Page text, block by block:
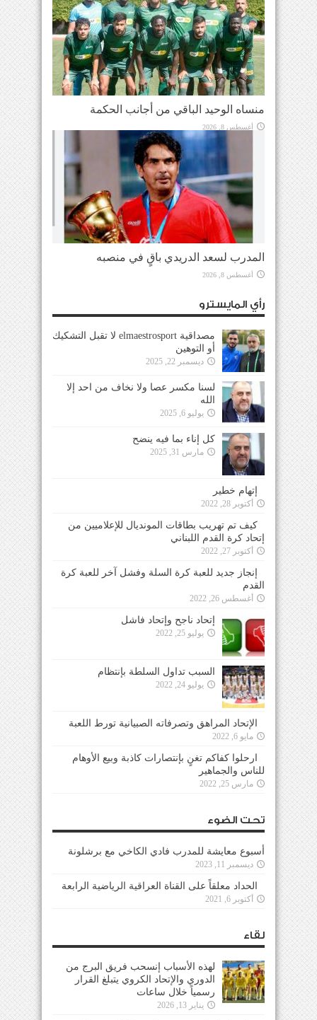
منساه الوحيد الباقي من أجانب الحكمة
أغسطس 8, 2026
المدرب لسعد الدريدي باقٍ في منصبه
أغسطس 8, 2026
رأي المايسترو
مصداقية elmaestrosport لا تقبل التشكيك
أو التوهين
ديسمبر 22, 2025
لسنا مكسر عصا ولا نخاف من احد إلا
الله
يوليو 6, 2025
كل إناء بما فيه ينضح
مارس 31, 2025
إتهام خطير
أكتوبر 28, 2022
كيف تم تهريب بطاقات المونديال للإعلاميين من
إتحاد كرة القدم اللبناني
أكتوبر 27, 2022
إنجاز جديد للعبة كرة السلة وفشل آخر للعبة كرة
القدم
أغسطس 26, 2022
إتحاد ناجح وإتحاد فاشل
يوليو 25, 2022
السبب تداول السلطة بإنتظام
يوليو 24, 2022
الإتحاد المراهق وتصرفاته الصبيانية تورط اللعبة
مايو 6, 2022
ارحلوا كفاكم تغنٍ بإنتصارات كاذبة وبيع الأوهام
للناس والجماهير
مارس 25, 2022
تحت الضوء
أسبوع معايشة للمدرب فادي الكاخي مع برشلونة
ديسمبر 11, 2023
الحداد معلقاً على القناة العراقية الرياضية الرابعة
أكتوبر 6, 2021
لقاء
لهذه الأسباب إنسحب فريق البرج من
الدوري والإتحاد الكروي يتبلغ القرار
رسمياً خلال ساعات
يناير 13, 2026